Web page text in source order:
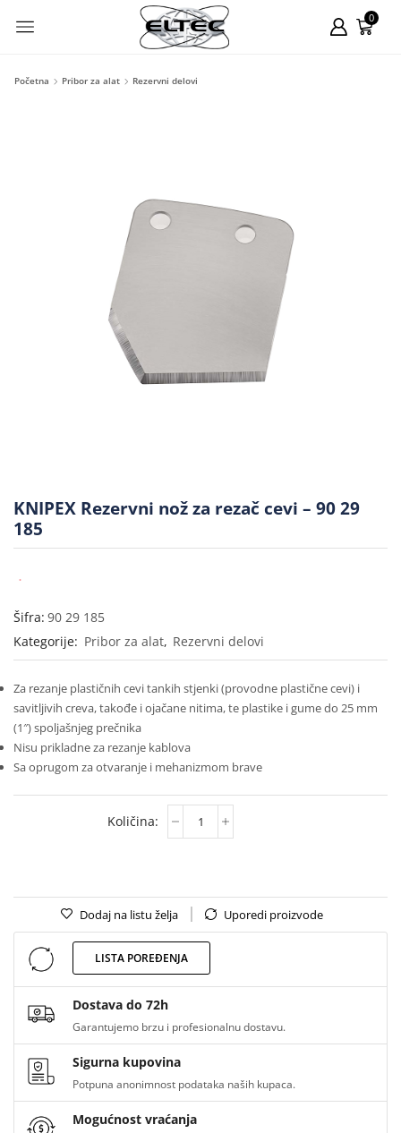
0
Početna Pribor za alat Rezervni delovi
KNIPEX Rezervni nož za rezač cevi – 90 29
185
Šifra: 90 29 185
Kategorije: Pribor za alat, Rezervni delovi
Za rezanje plastičnih cevi tankih stjenki (provodne plastične cevi) i
savitljivih creva, takođe i ojačane nitima, te plastike i gume do 25 mm
(1″) spoljašnjeg prečnika
Nisu prikladne za rezanje kablova
Sa oprugom za otvaranje i mehanizmom brave
Dodaj na listu želja Uporedi proizvode
LISTA POREĐENJA
Dostava do 72h
Garantujemo brzu i profesionalnu dostavu.
Sigurna kupovina
Potpuna anonimnost podataka naših kupaca.
Mogućnost vraćanja